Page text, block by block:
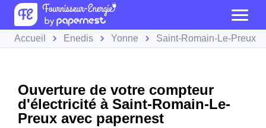
Accueil Enedis Yonne Saint-Romain-Le-Preux